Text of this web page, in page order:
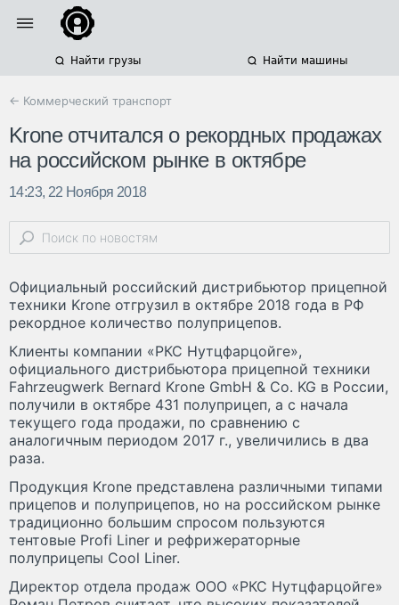
Найти грузы Найти машины
← Коммерческий транспорт
Krone отчитался о рекордных продажах
на российском рынке в октябре
14:23, 22 Ноября 2018
Официальный российский дистрибьютор прицепной
техники Krone отгрузил в октябре 2018 года в РФ
рекордное количество полуприцепов.
Клиенты компании «РКС Нутцфарцойге»,
официального дистрибьютора прицепной техники
Fahrzeugwerk Bernard Krone GmbH & Co. KG в России,
получили в октябре 431 полуприцеп, а с начала
текущего года продажи, по сравнению с
аналогичным периодом 2017 г., увеличились в два
раза.
Продукция Krone представлена различными типами
прицепов и полуприцепов, но на российском рынке
традиционно большим спросом пользуются
тентовые Profi Liner и рефрижераторные
полуприцепы Cool Liner.
Директор отдела продаж ООО «РКС Нутцфарцойге»